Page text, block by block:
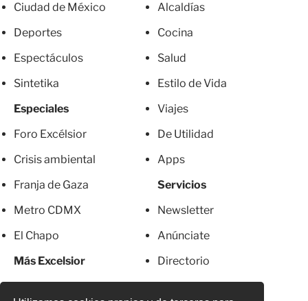
Ciudad de México
Deportes
Espectáculos
Sintetika
Especiales
Foro Excélsior
Crisis ambiental
Franja de Gaza
Metro CDMX
El Chapo
Más Excelsior
Mujeres
Alcaldías
Cocina
Salud
Estilo de Vida
Viajes
De Utilidad
Apps
Servicios
Newsletter
Anúnciate
Directorio
Suscripciones